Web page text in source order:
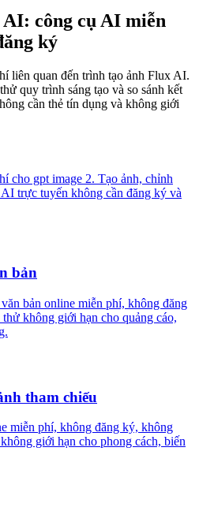
công cụ AI miễn
ký
liên quan đến trình tạo ảnh Flux AI.
quy trình sáng tạo và so sánh kết
cần thẻ tín dụng và không giới
cho gpt image 2. Tạo ảnh, chỉnh
trực tuyến không cần đăng ký và
bản
bản online miễn phí, không đăng
không giới hạn cho quảng cáo,
tham chiếu
miễn phí, không đăng ký, không
giới hạn cho phong cách, biến